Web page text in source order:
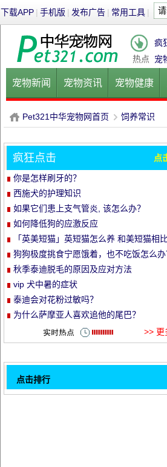
下载APP | 手机版 | 发布广告 | 常用工具 |
热点
疯
宠
宠物新闻 宠物资讯 宠物健康
健康饮食 宠物美容 宠物医院
P
et
Pet321中华宠物网首页
›
饲养常识
疯狂点击 点
你是怎样刷牙的？
西施犬的护理知识
如果它们患上支气管炎, 该怎么办？
如何降低狗的应激反应
「英美短猫」英短猫怎么养 和美短猫相
养哪种比较好呢
狗狗极度挑食宁愿饿着，也不吃饭怎么
教你五招轻松解决！
秋季泰迪脱毛的原因及应对方法
vip 犬中暑的症状
泰迪会对花粉过敏吗？
为什么萨摩亚人喜欢追他的尾巴？
>> 更
点击排行